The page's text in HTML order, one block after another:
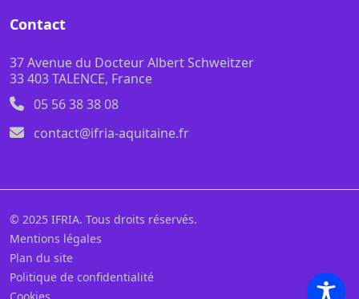
Contact
37 Avenue du Docteur Albert Schweitzer
33 403 TALENCE, France
05 56 38 38 08
contact@ifria-aquitaine.fr
© 2025 IFRIA. Tous droits réservés.
Mentions légales
Plan du site
Politique de confidentialité